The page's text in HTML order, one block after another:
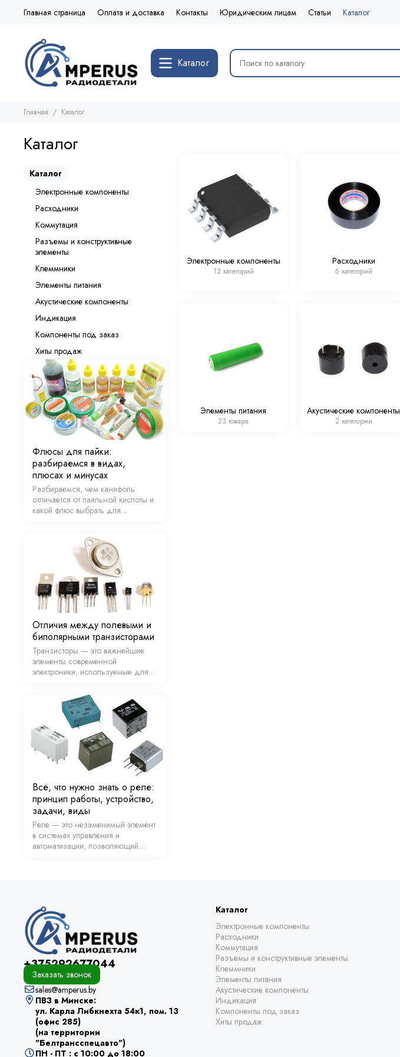
Главная страница Оплата и доставка Контакты Юридическим лицам Статьи Каталог
Каталог
Главная Каталог
Каталог
Электронные компоненты
12 категорий
Расходники
6 категорий
Элементы питания
23 товара
Акустические компоненты
2 категории
Каталог
Электронные компоненты
Расходники
Коммутация
Разъемы и конструктивные
элементы
Клеммники
Элементы питания
Акустические компоненты
Индикация
Компоненты под заказ
Хиты продаж
Флюсы для пайки:
разбираемся в видах,
плюсах и минусах
Разбираемся, чем канифоль
отличается от паяльной кислоты и
какой флюс выбрать для
Отличия между полевыми и
биполярными транзисторами
Транзисторы — это важнейшие
элементы современной
электроники, используемые для
управления сигналами в
различных устройствах. Существует
два основных типа транзисторов:
биполярные (BJT) и полевые (FET).
…
Всё, что нужно знать о реле:
принцип работы, устройство,
задачи, виды
Реле — это незаменимый элемент
в системах управления и
автоматизации, позволяющий
+375292677044
Заказать звонок
sales@amperus.by
ПВЗ в Минске:
ул. Карла Либкнехта 54к1, пом. 13
(офис 285)
(на территории
"Белтрансспецавто")
ПН - ПТ : с 10:00 до 18:00
Каталог
Электронные компоненты
Расходники
Коммутация
Разъемы и конструктивные элементы
Клеммники
Элементы питания
Акустические компоненты
Индикация
Компоненты под заказ
Хиты продаж